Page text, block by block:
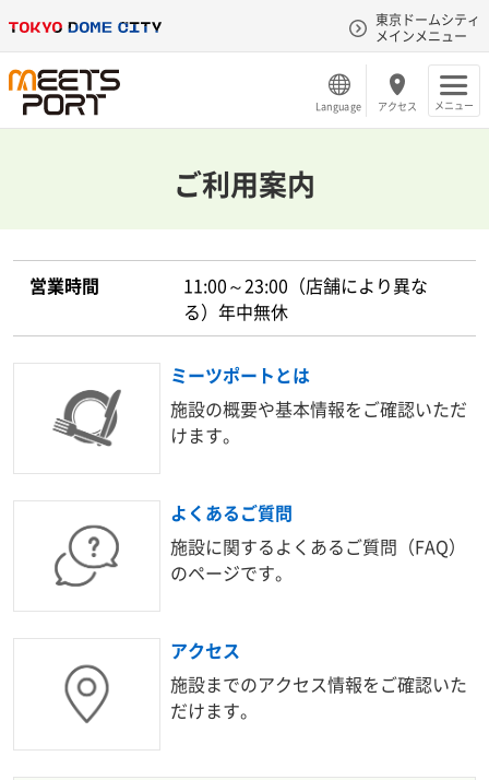
東京ドームシティ
メインメニュー
Language アクセス メニュー
ご利用案内
営業時間
11:00～23:00（店舗により異な
る）年中無休
ミーツポートとは
施設の概要や基本情報をご確認いただ
けます。
よくあるご質問
施設に関するよくあるご質問（FAQ）
のページです。
アクセス
施設までのアクセス情報をご確認いた
だけます。